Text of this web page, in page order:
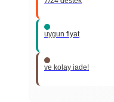
uygun fiyat
ve kolay iade!